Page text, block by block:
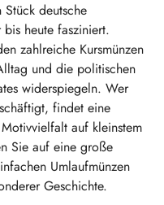
deutsche
heute fasziniert.
zahlreiche Kursmünzen
und die politischen
widerspiegeln. Wer
findet eine
auf kleinstem
Sie auf eine große
Umlaufmünzen
Geschichte.